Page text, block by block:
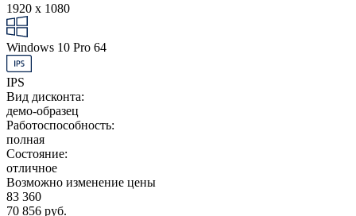
1920 x 1080
Windows 10 Pro 64
IPS
Вид дисконта:
демо-образец
Работоспособность:
полная
Состояние:
отличное
Возможно изменение цены
83 360
70 856 руб.